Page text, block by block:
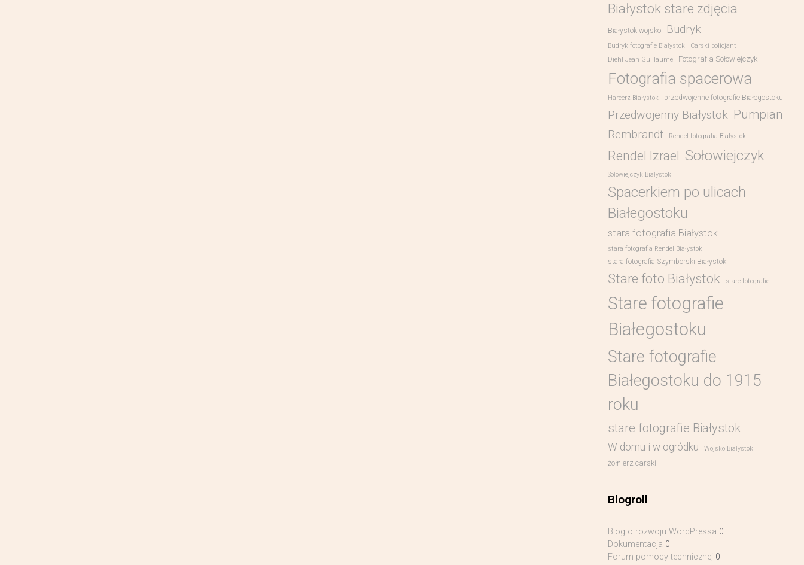
Białystok stare zdjęcia
Białystok wojsko Budryk
Budryk fotografie Białystok
Carski policjant
Diehl Jean Guillaume
Fotografia Sołowiejczyk
Fotografia spacerowa
Harcerz Białystok przedwojenne fotografie Białegostoku
Przedwojenny Białystok Pumpian
Rembrandt Rendel fotografia Bialystok
Rendel Izrael Sołowiejczyk
Sołowiejczyk Białystok
Spacerkiem po ulicach
Białegostoku
stara fotografia Białystok
stara fotografia Rendel Białystok
stara fotografia Szymborski Białystok
Stare foto Białystok stare fotografie
Stare fotografie
Białegostoku
Stare fotografie
Białegostoku do 1915
roku
stare fotografie Białystok
W domu i w ogródku Wojsko Białystok
żołnierz carski
Blogroll
Blog o rozwoju WordPressa 0
Dokumentacja 0
Forum pomocy technicznej 0